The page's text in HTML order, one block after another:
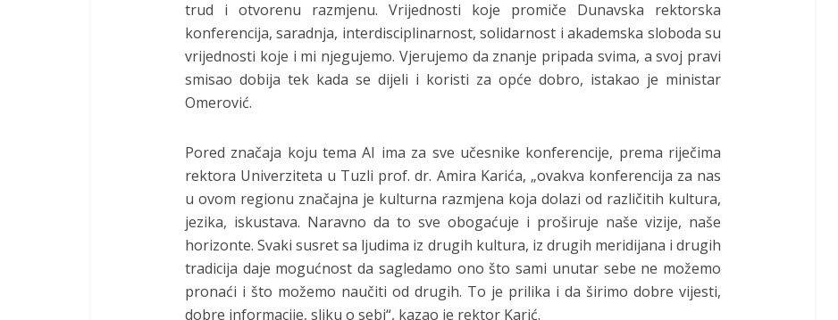
trud i otvorenu razmjenu. Vrijednosti koje promiče Dunavska rektorska
konferencija, saradnja, interdisciplinarnost, solidarnost i akademska sloboda su
vrijednosti koje i mi njegujemo. Vjerujemo da znanje pripada svima, a svoj pravi
smisao dobija tek kada se dijeli i koristi za opće dobro, istakao je ministar
Omerović.
Pored značaja koju tema AI ima za sve učesnike konferencije, prema riječima
rektora Univerziteta u Tuzli prof. dr. Amira Karića, „ovakva konferencija za nas
u ovom regionu značajna je kulturna razmjena koja dolazi od različitih kultura,
jezika, iskustava. Naravno da to sve obogaćuje i proširuje naše vizije, naše
horizonte. Svaki susret sa ljudima iz drugih kultura, iz drugih meridijana i drugih
tradicija daje mogućnost da sagledamo ono što sami unutar sebe ne možemo
pronaći i što možemo naučiti od drugih. To je prilika i da širimo dobre vijesti,
dobre informacije, sliku o sebi“, kazao je rektor Karić.